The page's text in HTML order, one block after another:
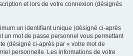
et lors de votre connexion (désignés
un identifiant unique (désigné ci-après
un mot de passe personnel vous permettant
(désigné ci-après par « votre mot de
personnelle. Les informations de votre